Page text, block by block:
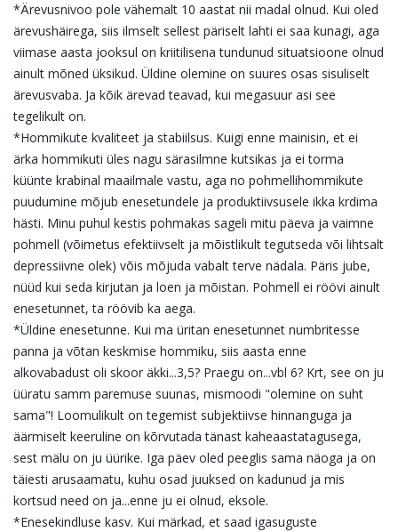
*Ärevusnivoo pole vähemalt 10 aastat nii madal olnud. Kui oled
ärevushäirega, siis ilmselt sellest päriselt lahti ei saa kunagi, aga
viimase aasta jooksul on kriitilisena tundunud situatsioone olnud
ainult mõned üksikud. Üldine olemine on suures osas sisuliselt
ärevusvaba. Ja kõik ärevad teavad, kui megasuur asi see
tegelikult on.
*Hommikute kvaliteet ja stabiilsus. Kuigi enne mainisin, et ei
ärka hommikuti üles nagu särasilmne kutsikas ja ei torma
küünte krabinal maailmale vastu, aga no pohmellihommikute
puudumine mõjub enesetundele ja produktiivsusele ikka krdima
hästi. Minu puhul kestis pohmakas sageli mitu päeva ja vaimne
pohmell (võimetus efektiivselt ja mõistlikult tegutseda või lihtsalt
depressiivne olek) võis mõjuda vabalt terve nädala. Päris jube,
nüüd kui seda kirjutan ja loen ja mõistan. Pohmell ei röövi ainult
enesetunnet, ta röövib ka aega.
*Üldine enesetunne. Kui ma üritan enesetunnet numbritesse
panna ja võtan keskmise hommiku, siis aasta enne
alkovabadust oli skoor äkki...3,5? Praegu on...vbl 6? Krt, see on ju
üüratu samm paremuse suunas, mismoodi "olemine on suht
sama"! Loomulikult on tegemist subjektiivse hinnanguga ja
äärmiselt keeruline on kõrvutada tänast kaheaastatagusega,
sest mälu on ju üürike. Iga päev oled peeglis sama näoga ja on
täiesti arusaamatu, kuhu osad juuksed on kadunud ja mis
kortsud need on ja...enne ju ei olnud, eksole.
*Enesekindluse kasv. Kui märkad, et saad igasuguste